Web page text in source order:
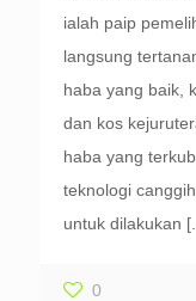
ialah paip
langsung
haba yang baik,
dan kos
haba yang
teknologi
untuk dilakukan
0